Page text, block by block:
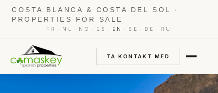
COSTA BLANCA & COSTA DEL SOL ·
PROPERTIES FOR SALE
FR · NL · NO · ES · EN · SE · DE · RU
TA KONTAKT MED